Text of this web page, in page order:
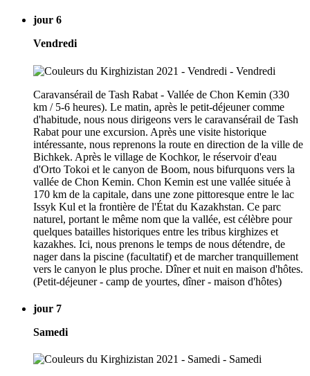
jour 6
Vendredi
Caravansérail de Tash Rabat - Vallée de Chon Kemin (330
km / 5-6 heures). Le matin, après le petit-déjeuner comme
d'habitude, nous nous dirigeons vers le caravansérail de Tash
Rabat pour une excursion. Après une visite historique
intéressante, nous reprenons la route en direction de la ville de
Bichkek. Après le village de Kochkor, le réservoir d'eau
d'Orto Tokoi et le canyon de Boom, nous bifurquons vers la
vallée de Chon Kemin. Chon Kemin est une vallée située à
170 km de la capitale, dans une zone pittoresque entre le lac
Issyk Kul et la frontière de l'État du Kazakhstan. Ce parc
naturel, portant le même nom que la vallée, est célèbre pour
quelques batailles historiques entre les tribus kirghizes et
kazakhes. Ici, nous prenons le temps de nous détendre, de
nager dans la piscine (facultatif) et de marcher tranquillement
vers le canyon le plus proche. Dîner et nuit en maison d'hôtes.
(Petit-déjeuner - camp de yourtes, dîner - maison d'hôtes)
jour 7
Samedi